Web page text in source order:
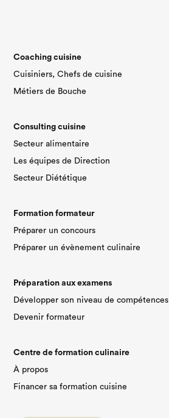
Coaching cuisine
Cuisiniers, Chefs de cuisine
Métiers de Bouche
Consulting cuisine
Secteur alimentaire
Les équipes de Direction
Secteur Diététique
Formation formateur
Préparer un concours
Préparer un évènement culinaire
Préparation aux examens
Développer son niveau de compétences
Devenir formateur
Centre de formation culinaire
À propos
Financer sa formation cuisine